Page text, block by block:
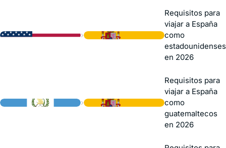
›
Requisitos para
viajar a España
como
estadounidenses
en 2026
›
Requisitos para
viajar a España
como
guatemaltecos
en 2026